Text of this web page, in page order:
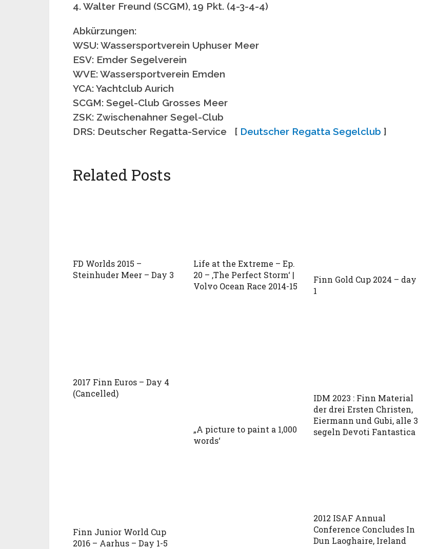
4. Walter Freund (SCGM), 19 Pkt. (4-3-4-4)
Abkürzungen:
WSU: Wassersportverein Uphuser Meer
ESV: Emder Segelverein
WVE: Wassersportverein Emden
YCA: Yachtclub Aurich
SCGM: Segel-Club Grosses Meer
ZSK: Zwischenahner Segel-Club
DRS: Deutscher Regatta-Service [ Deutscher Regatta Segelclub ]
Related Posts
FD Worlds 2015 –
Steinhuder Meer – Day 3
Life at the Extreme – Ep.
20 – ‚The Perfect Storm‘ |
Volvo Ocean Race 2014-15
Finn Gold Cup 2024 – day
1
2017 Finn Euros – Day 4
(Cancelled)
„A picture to paint a 1,000
words‘
IDM 2023 : Finn Material
der drei Ersten Christen,
Eiermann und Gubi, alle 3
segeln Devoti Fantastica
Finn Junior World Cup
2016 – Aarhus – Day 1-5
2012 ISAF Annual
Conference Concludes In
Dun Laoghaire, Ireland